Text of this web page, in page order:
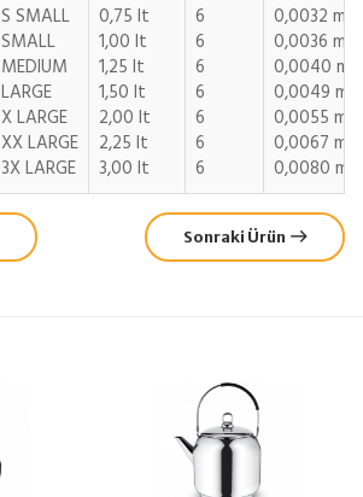
S SMALL
SMALL
MEDIUM
LARGE
X LARGE
XX LARGE
3X LARGE
0,75 lt
1,00 lt
1,25 lt
1,50 lt
2,00 lt
2,25 lt
3,00 lt
6
6
6
6
6
6
6
0,0032 m3
0,0036 m3
0,0040 m3
0,0049 m3
0,0055 m3
0,0067 m3
0,0080 m3
Sonraki Ürün